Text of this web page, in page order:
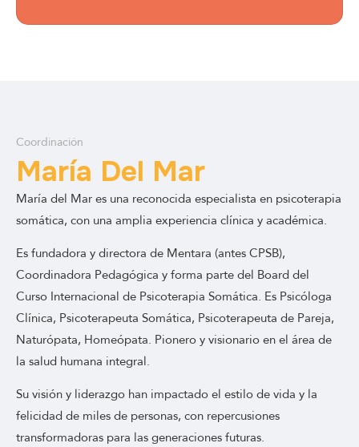
Coordinación
María Del Mar
María del Mar es una reconocida especialista en psicoterapia
somática, con una amplia experiencia clínica y académica.
Es fundadora y directora de Mentara (antes CPSB),
Coordinadora Pedagógica y forma parte del Board del
Curso Internacional de Psicoterapia Somática. Es Psicóloga
Clínica, Psicoterapeuta Somática, Psicoterapeuta de Pareja,
Naturópata, Homeópata. Pionero y visionario en el área de
la salud humana integral.
Su visión y liderazgo han impactado el estilo de vida y la
felicidad de miles de personas, con repercusiones
transformadoras para las generaciones futuras.